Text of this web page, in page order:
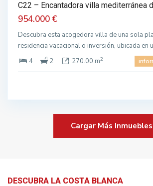
C22 – Encantadora villa mediterránea
954.000 €
Descubra esta acogedora villa de una sola
residencia vacacional o inversión, ubicada en
4
2 270.00 m2
Cargar Más Inmuebles
DESCUBRA LA COSTA BLANCA